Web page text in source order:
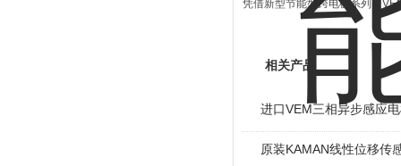
凭借新型节能型跨电机系列，
相关产品
进口VEM三相异步感应
原装KAMAN线性位移传